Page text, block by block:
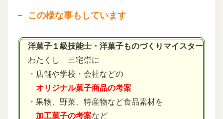
この様な事もしています
洋菓子１級技能士・洋菓子ものづくりマイスター
わたくし 三宅崇に
・店舗や学校・会社などの
オリジナル菓子商品の考案
・果物、野菜、特産物など食品素材を
加工菓子の考案など